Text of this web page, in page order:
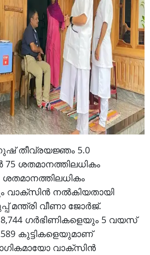
തീവ്രയജ്ഞം 5.0
75 ശതമാനത്തിലധികം
ശതമാനത്തിലധികം
വാക്‌സിന്‍ നല്‍കിയതായി
വീണാ ജോര്‍ജ്.
ഗര്‍ഭിണികളെയും 5 വയസ്
കുട്ടികളെയുമാണ്
വാക്‌സിന്‍